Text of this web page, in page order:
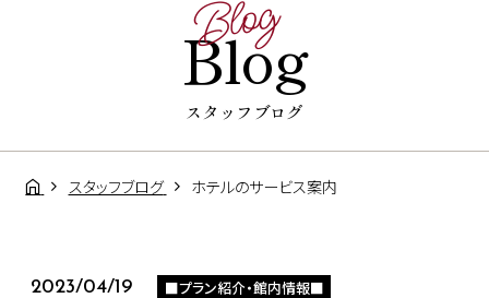
Blog
Blog
スタッフブログ
スタッフブログ ホテルのサービス案内
2023/04/19 ■プラン紹介・館内情報■